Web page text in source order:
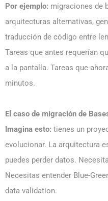
Por ejemplo: migraciones de
arquitecturas alternativas,
traducción de código entre
Tareas que antes requerían
a la pantalla. Tareas que
minutos.
El caso de migración de
Imagina esto: tienes un
evolucionar. La arquitectura
puedes perder datos.
Necesitas entender Blue-
data validation.